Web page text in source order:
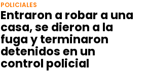
POLICIALES
Entraron a robar a una
casa, se dieron a la
fuga y terminaron
detenidos en un
control policial